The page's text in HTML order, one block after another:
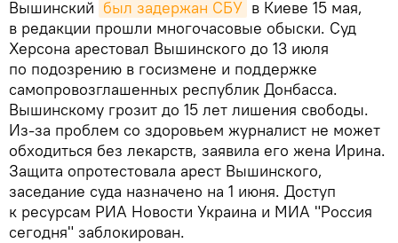
Вышинский был задержан СБУ в Киеве 15 мая,
в редакции прошли многочасовые обыски. Суд
Херсона арестовал Вышинского до 13 июля
по подозрению в госизмене и поддержке
самопровозглашенных республик Донбасса.
Вышинскому грозит до 15 лет лишения свободы.
Из-за проблем со здоровьем журналист не может
обходиться без лекарств, заявила его жена Ирина.
Защита опротестовала арест Вышинского,
заседание суда назначено на 1 июня. Доступ
к ресурсам РИА Новости Украина и МИА "Россия
сегодня" заблокирован.